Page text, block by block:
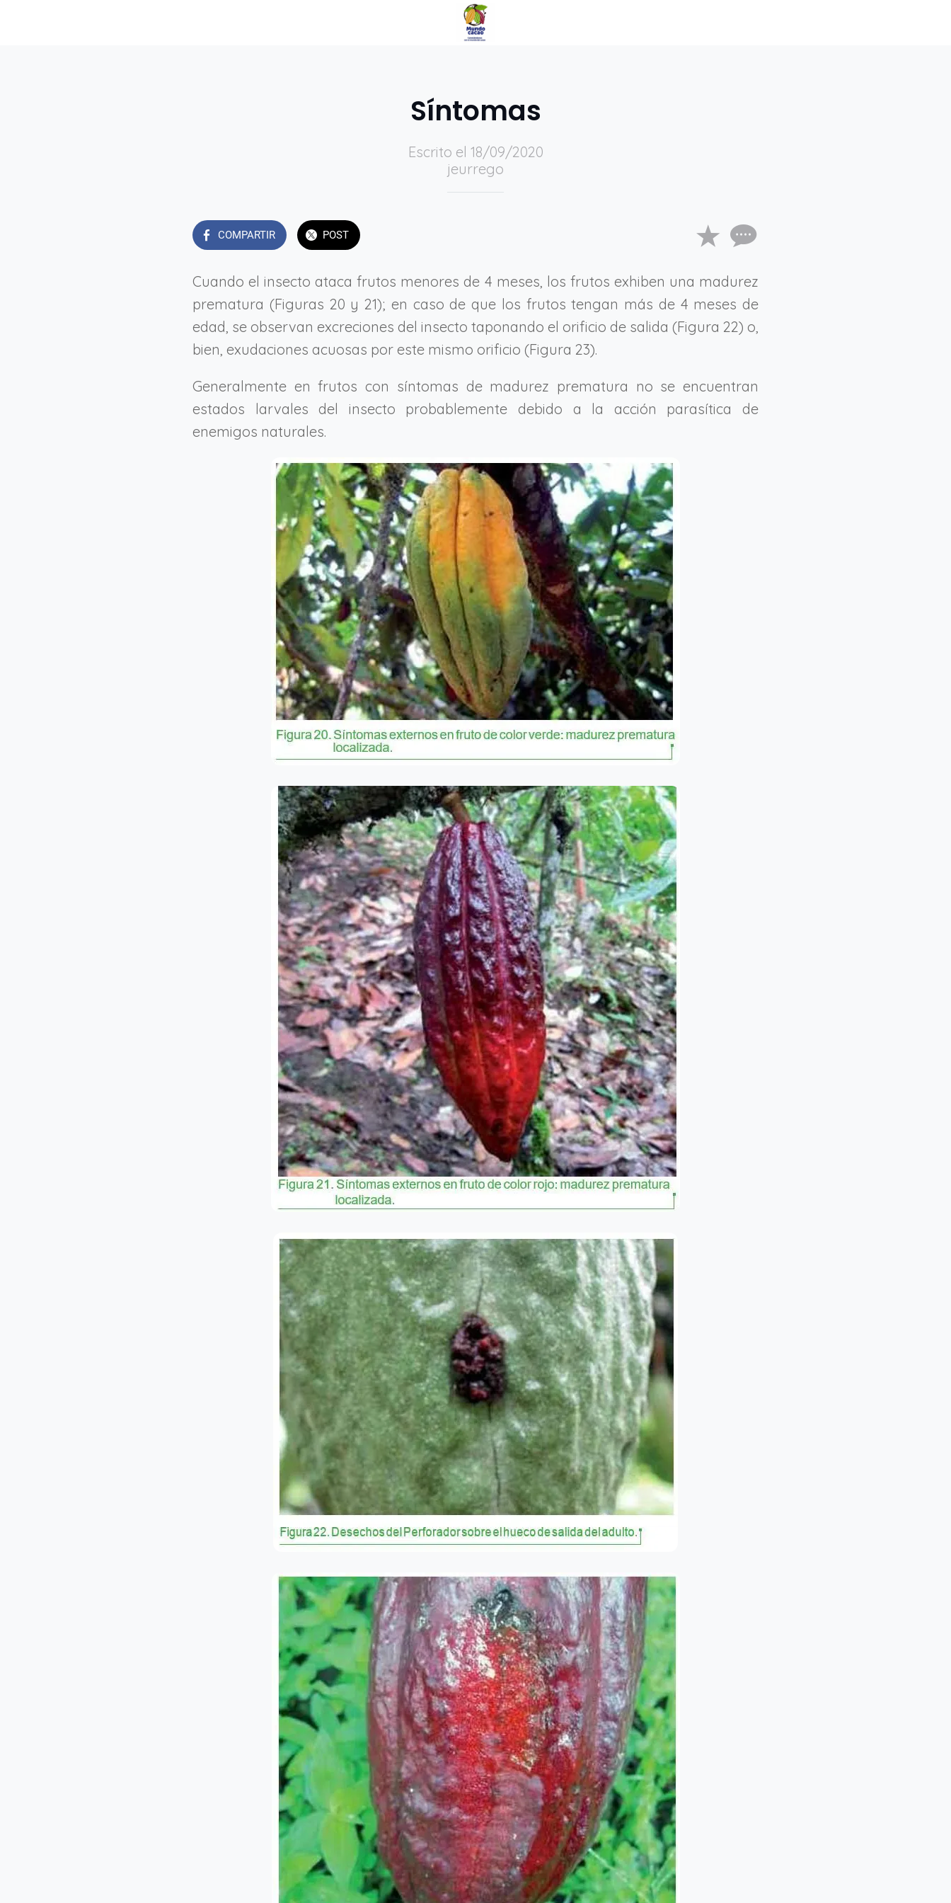
Síntomas
Escrito el 18/09/2020
jeurrego
COMPARTIR POST
Cuando el insecto ataca frutos menores de 4 meses, los frutos exhiben una madurez
prematura (Figuras 20 y 21); en caso de que los frutos tengan más de 4 meses de
edad, se observan excreciones del insecto taponando el orificio de salida (Figura 22) o,
bien, exudaciones acuosas por este mismo orificio (Figura 23).
Generalmente en frutos con síntomas de madurez prematura no se encuentran
estados larvales del insecto probablemente debido a la acción parasítica de
enemigos naturales.